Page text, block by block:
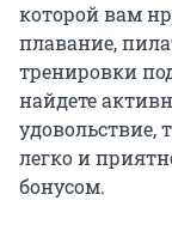
которой вам
плавание,
тренировки
найдете
удовольствие,
легко и
бонусом.